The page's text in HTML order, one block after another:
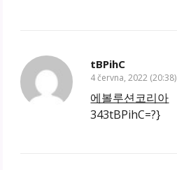
tBPihC
4 června, 2022 (20:38)
에볼루션코리아
343tBPihC=?}